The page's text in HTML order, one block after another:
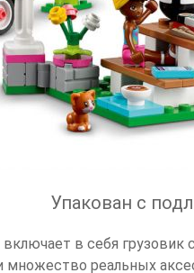
Упакован с
в себя грузовик
множество реальных